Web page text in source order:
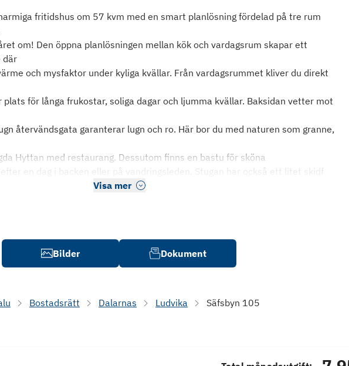
fritidshus om 57 kvm med en smart planlösning fördelad på tre rum
om! Den öppna planlösningen mellan kök och vardagsrum skapar ett
där
och mysfaktor under kyliga kvällar. Från vardagsrummet kliver du direkt
plats för långa frukostar, soliga dagar och ljumma kvällar. Baksidan vetter mot
återvändsgata garanterar lugn och ro. Här bor du med naturen som granne,
Hyttan med restaurang. Dessutom finns en bastu för sköna
en dag i backen eller på vandringsleden. Stugan har också ett litet skidf
Visa mer
Bilder Dokument
Bostadsrätt Dalarnas Ludvika Säfsbyn 105